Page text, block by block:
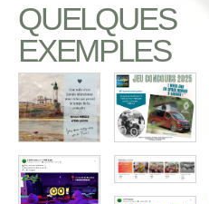
QUELQUES
EXEMPLES